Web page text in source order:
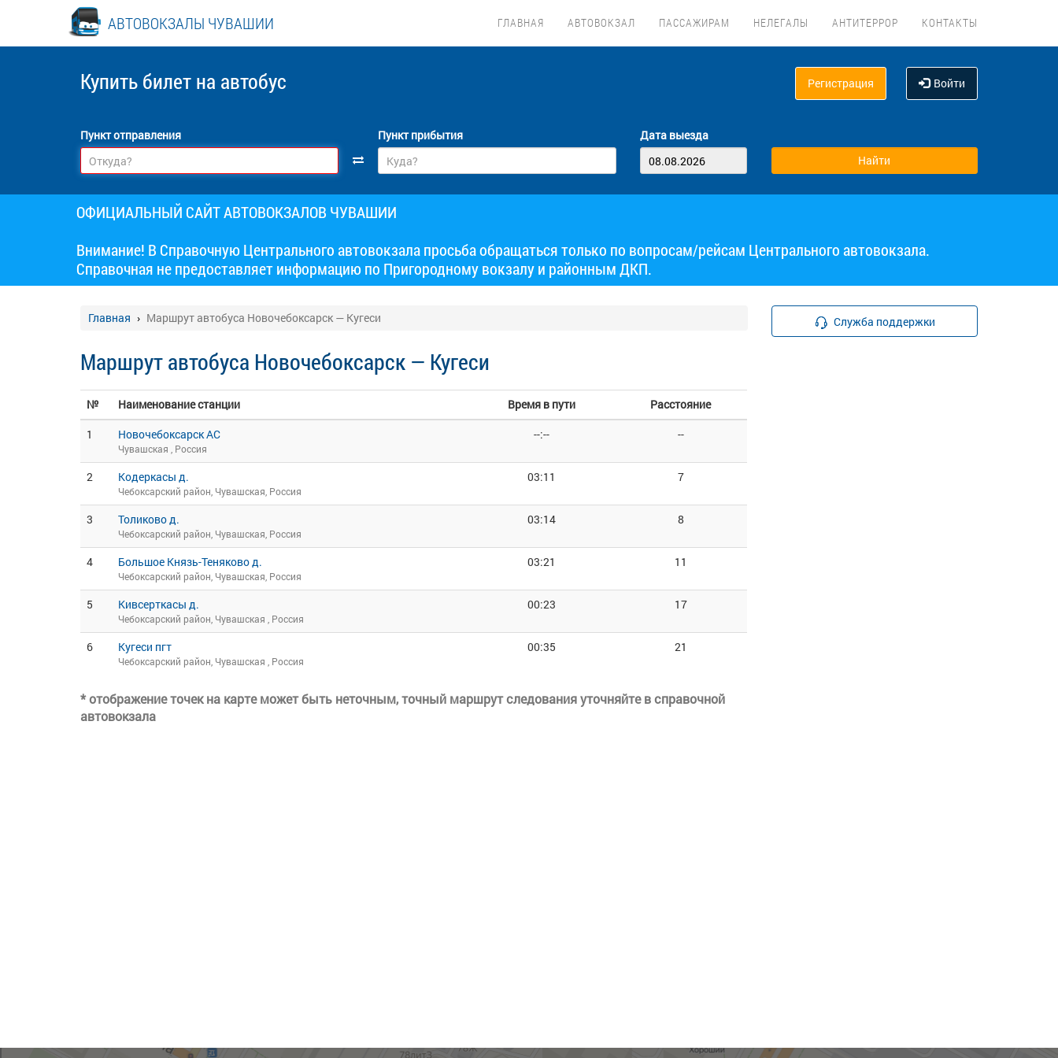
АВТОВОКЗАЛЫ ЧУВАШИИ ГЛАВНАЯ АВТОВОКЗАЛ ПАССАЖИРАМ НЕЛЕГАЛЫ АНТИТЕРРОР КОНТАКТЫ
Купить билет на автобус Регистрация Войти
Пункт отправления Пункт прибытия Дата выезда
ОФИЦИАЛЬНЫЙ САЙТ АВТОВОКЗАЛОВ ЧУВАШИИ
Внимание! В Справочную Центрального автовокзала просьба обращаться только по вопросам/рейсам Центрального автовокзала.
Справочная не предоставляет информацию по Пригородному вокзалу и районным ДКП.
Главная Маршрут автобуса Новочебоксарск — Кугеси
Маршрут автобуса Новочебоксарск — Кугеси
№ Наименование станции Время в пути
Расстояние
1
Новочебоксарск АС
Чувашская , Россия
--:-- --
2 Кодеркасы д.
Чебоксарский район, Чувашская, Россия
03:11 7
3 Толиково д.
Чебоксарский район, Чувашская, Россия
03:14 8
4 Большое Князь-Теняково д.
Чебоксарский район, Чувашская, Россия
03:21 11
5 Кивсерткасы д.
Чебоксарский район, Чувашская , Россия
00:23 17
6 Кугеси пгт
Чебоксарский район, Чувашская , Россия
00:35 21
* отображение точек на карте может быть неточным, точный маршрут следования уточняйте в справочной
автовокзала
Служба поддержки